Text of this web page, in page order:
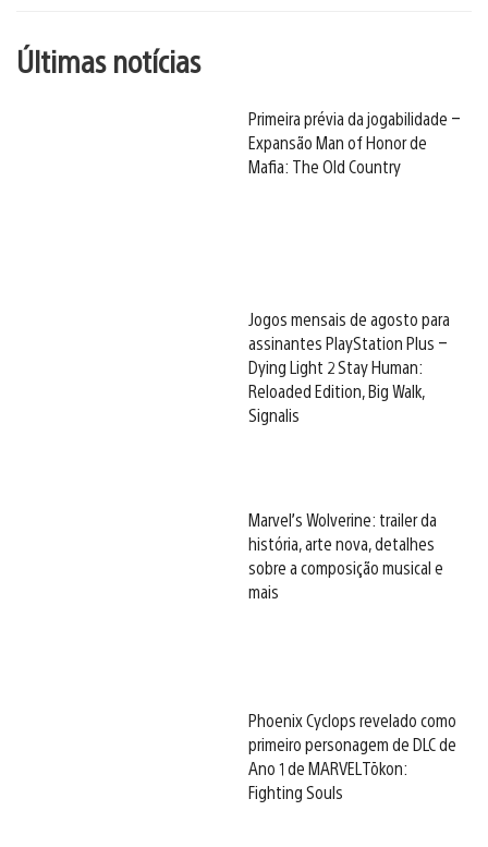
Últimas notícias
Primeira prévia da jogabilidade –
Expansão Man of Honor de
Mafia: The Old Country
Jogos mensais de agosto para
assinantes PlayStation Plus –
Dying Light 2 Stay Human:
Reloaded Edition, Big Walk,
Signalis
Marvel’s Wolverine: trailer da
história, arte nova, detalhes
sobre a composição musical e
mais
Phoenix Cyclops revelado como
primeiro personagem de DLC de
Ano 1 de MARVEL Tōkon:
Fighting Souls